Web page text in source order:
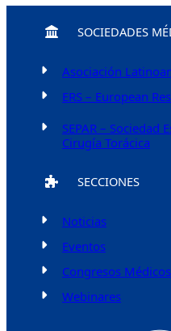
SOCIEDADES
Asociación
ERS – European
SEPAR – Sociedad
Cirugía Torácica
SECCIONES
Noticias
Eventos
Congresos Médicos
Webinares